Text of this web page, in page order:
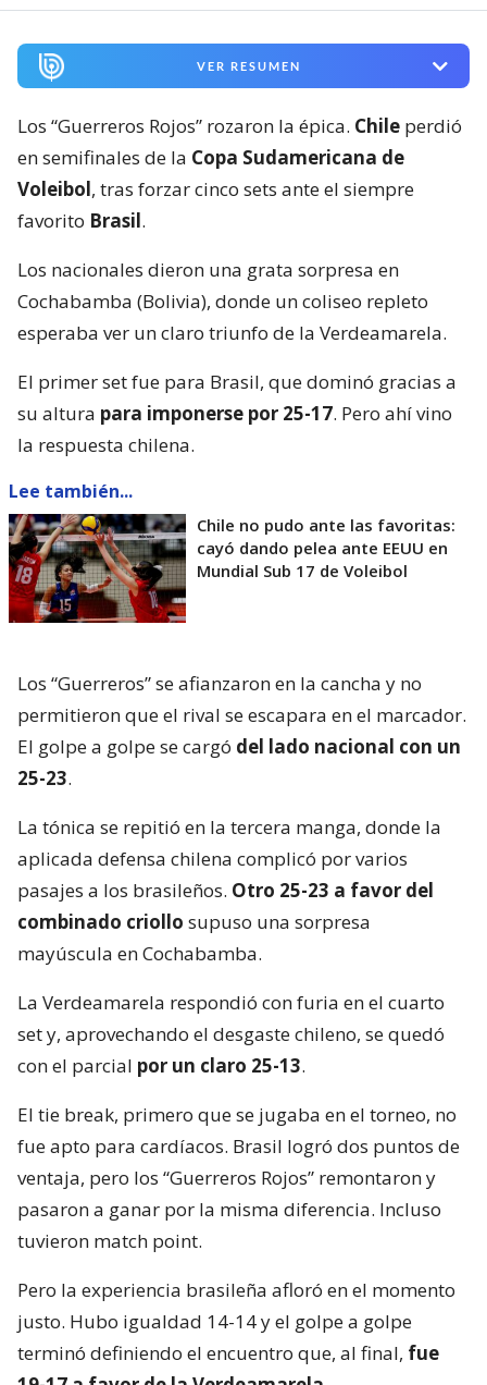
VER RESUMEN
Los “Guerreros Rojos” rozaron la épica. Chile perdió
en semifinales de la Copa Sudamericana de
Voleibol, tras forzar cinco sets ante el siempre
favorito Brasil.
Los nacionales dieron una grata sorpresa en
Cochabamba (Bolivia), donde un coliseo repleto
esperaba ver un claro triunfo de la Verdeamarela.
El primer set fue para Brasil, que dominó gracias a
su altura para imponerse por 25-17. Pero ahí vino
la respuesta chilena.
Lee también...
Chile no pudo ante las favoritas:
cayó dando pelea ante EEUU en
Mundial Sub 17 de Voleibol
Los “Guerreros” se afianzaron en la cancha y no
permitieron que el rival se escapara en el marcador.
El golpe a golpe se cargó del lado nacional con un
25-23.
La tónica se repitió en la tercera manga, donde la
aplicada defensa chilena complicó por varios
pasajes a los brasileños. Otro 25-23 a favor del
combinado criollo supuso una sorpresa
mayúscula en Cochabamba.
La Verdeamarela respondió con furia en el cuarto
set y, aprovechando el desgaste chileno, se quedó
con el parcial por un claro 25-13.
El tie break, primero que se jugaba en el torneo, no
fue apto para cardíacos. Brasil logró dos puntos de
ventaja, pero los “Guerreros Rojos” remontaron y
pasaron a ganar por la misma diferencia. Incluso
tuvieron match point.
Pero la experiencia brasileña afloró en el momento
justo. Hubo igualdad 14-14 y el golpe a golpe
terminó definiendo el encuentro que, al final, fue